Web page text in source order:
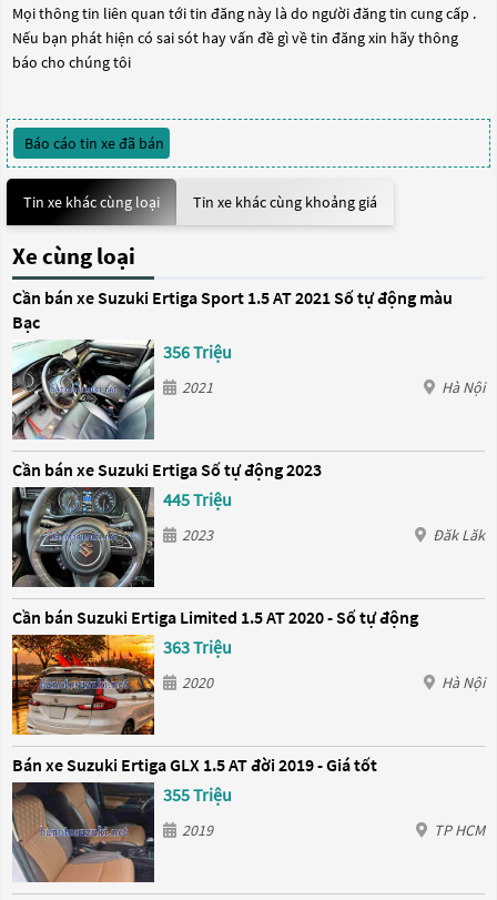
Mọi thông tin liên quan tới tin đăng này là do người đăng tin cung cấp .
Nếu bạn phát hiện có sai sót hay vấn đề gì về tin đăng xin hãy thông
báo cho chúng tôi
Báo cáo tin xe đã bán
Tin xe khác cùng loại Tin xe khác cùng khoảng giá
Xe cùng loại
Cần bán xe Suzuki Ertiga Sport 1.5 AT 2021 Số tự động màu
Bạc
356 Triệu
2021 Hà Nội
Cần bán xe Suzuki Ertiga Số tự động 2023
445 Triệu
2023 Đăk Lăk
Cần bán Suzuki Ertiga Limited 1.5 AT 2020 - Số tự động
363 Triệu
2020 Hà Nội
Bán xe Suzuki Ertiga GLX 1.5 AT đời 2019 - Giá tốt
355 Triệu
2019 TP HCM